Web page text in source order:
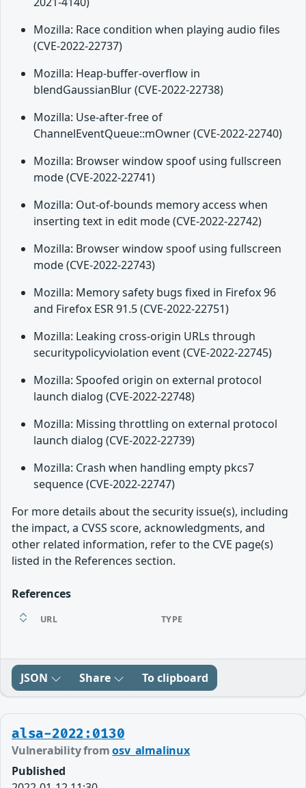
Mozilla: Race condition when playing audio files
(CVE-2022-22737)
Mozilla: Heap-buffer-overflow in
blendGaussianBlur (CVE-2022-22738)
Mozilla: Use-after-free of
ChannelEventQueue::mOwner (CVE-2022-22740)
Mozilla: Browser window spoof using fullscreen
mode (CVE-2022-22741)
Mozilla: Out-of-bounds memory access when
inserting text in edit mode (CVE-2022-22742)
Mozilla: Browser window spoof using fullscreen
mode (CVE-2022-22743)
Mozilla: Memory safety bugs fixed in Firefox 96
and Firefox ESR 91.5 (CVE-2022-22751)
Mozilla: Leaking cross-origin URLs through
securitypolicyviolation event (CVE-2022-22745)
Mozilla: Spoofed origin on external protocol
launch dialog (CVE-2022-22748)
Mozilla: Missing throttling on external protocol
launch dialog (CVE-2022-22739)
Mozilla: Crash when handling empty pkcs7
sequence (CVE-2022-22747)
For more details about the security issue(s), including
the impact, a CVSS score, acknowledgments, and
other related information, refer to the CVE page(s)
listed in the References section.
References
URL TYPE
JSON Share To clipboard
alsa-2022:0130
Vulnerability fromosv_almalinux
Published